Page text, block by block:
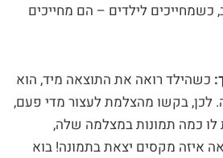
כשמחייכים לילדים – הם מחייכים
כשהילד רואה את התוצאה מיד, הוא
לכן, בקשו מהצלמת לעצור מדי פעם,
לו כמה תמונות במצלמה שלה,
איזה מקסים יצאת בתמונה! בוא